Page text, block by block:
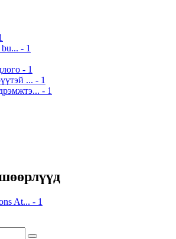
bu... - 1
- 1
... - 1
- 1
At... - 1